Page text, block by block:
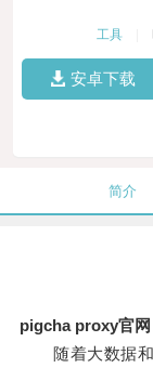
工具
安卓下载
简介
pigcha proxy官网
随着大数据和